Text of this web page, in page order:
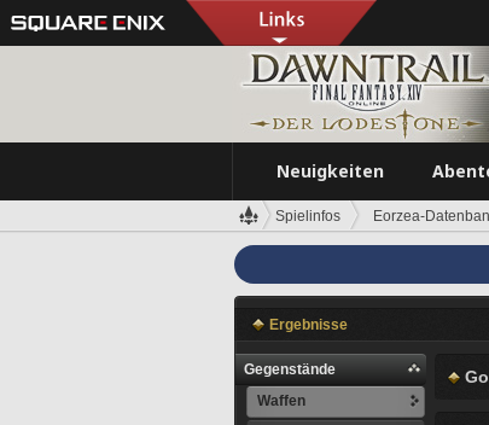
Neuigkeiten
Spielinfos Eorzea-
Ergebnisse
Gegenstände
Waffen